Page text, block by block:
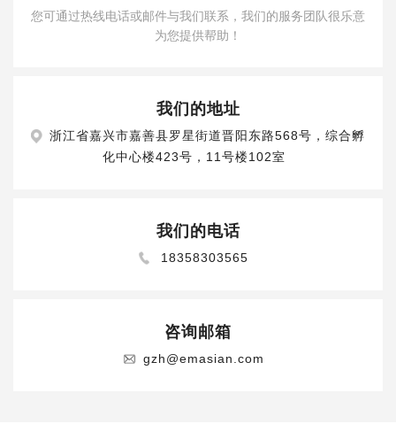
您可通过热线电话或邮件与我们联系，我们的服务团队很乐意
为您提供帮助！
我们的地址
浙江省嘉兴市嘉善县罗星街道晋阳东路568号，综合孵
化中心楼423号，11号楼102室
我们的电话
18358303565
咨询邮箱
gzh@emasian.com